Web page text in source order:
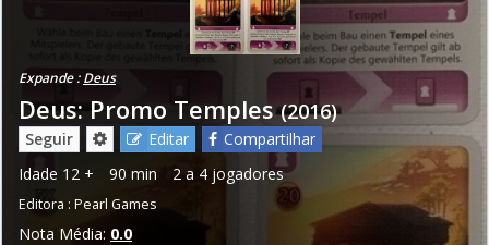
Expande :Deus
Deus: Promo Temples (2016)
Seguir Editar
Compartilhar
Idade 12 + 90 min 2 a 4 jogadores
Editora : Pearl Games
Nota Média: 0.0